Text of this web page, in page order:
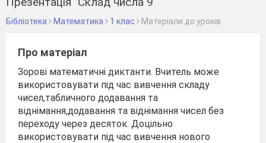
Бібліотека Математика 1 клас Матеріали до уроків
Про матеріал
Зорові математичні диктанти. Вчитель може
використовувати під час вивчення складу
чисел,табличного додавання та
віднімання,додавання та віднімання чисел без
переходу через десяток. Доцільно
використовувати під час вивчення нового